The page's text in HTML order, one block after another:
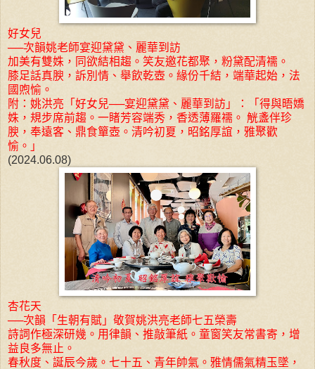
好女兒
──次韻姚老師宴迎黛黛 、 麗華到訪
加美有雙姝，同欲結相趨。笑友邀花都聚，粉黛配清襦。
膝足話真腴，訴別情、舉飲乾壺。緣份千結，端華起始，法
國喣愉。
附：姚洪亮「好女兒──宴迎黛黛、麗華到訪」：「得與晤嬌
姝，規步席前趨。一睹芳容端秀，香透薄羅襦。 觥盞伴珍
腴，奉遠客、鼎食簞壺。清吟初夏，昭銘厚誼，雅聚歡
愉。」
(2024.06.08)
杏花天
──次韻「生朝有賦」敬賀姚洪亮老師七五榮壽
詩詞作極深研幾。用律韻、推敲筆紙。童窗笑友常書寄，增
益良多無止。
春秋度、誕辰今歲。七十五、青年帥氣。雅情儒氣精玉墜，